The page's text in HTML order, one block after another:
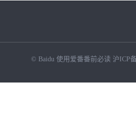
© Baidu 使用爱番番前必读 沪ICP